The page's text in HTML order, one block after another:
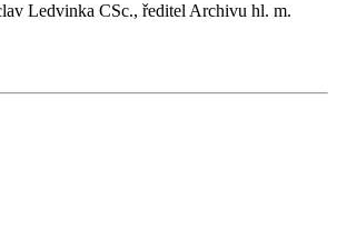
Ledvinka CSc., ředitel Archivu hl. m.